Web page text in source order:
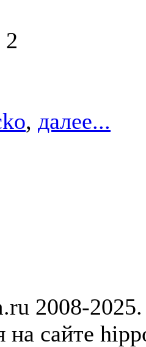
2
, далее...
2008-
на сайте